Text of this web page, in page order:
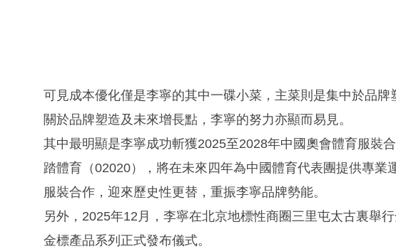
可見成本優化僅是李寧的其中一碟小菜，主菜則是集中於品牌
關於品牌塑造及未來增長點，李寧的努力亦顯而易見。
其中最明顯是李寧成功斬獲2025至2028年中國奧會體育服裝
踏體育（02020），將在未來四年為中國體育代表團提供專業
服裝合作，迎來歷史性更替，重振李寧品牌勢能。
另外，2025年12月，李寧在北京地標性商圈三里屯太古裏舉
金標產品系列正式發布儀式。